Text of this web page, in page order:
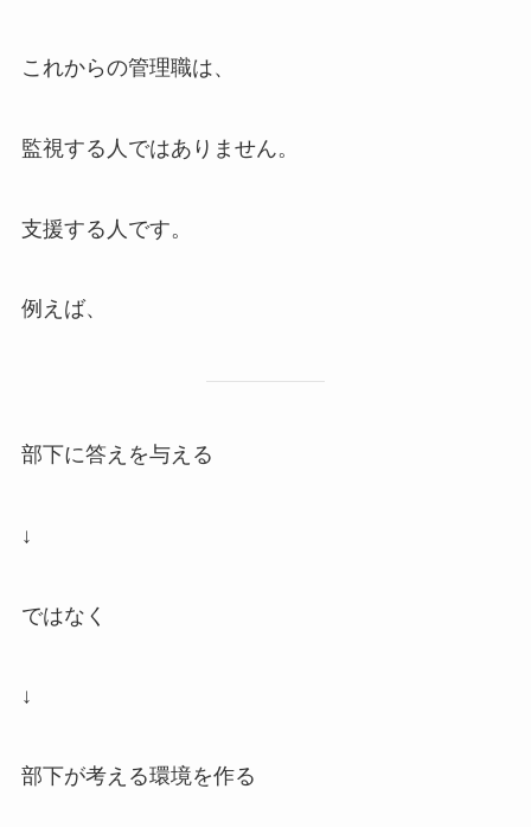
これからの管理職は、
監視する人ではありません。
支援する人です。
例えば、
部下に答えを与える
↓
ではなく
↓
部下が考える環境を作る